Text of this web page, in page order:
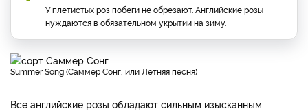
У плетистых роз побеги не обрезают. Английские розы
нуждаются в обязательном укрытии на зиму.
Summer Song (Саммер Сонг, или Летняя песня)
Все английские розы обладают сильным изысканным